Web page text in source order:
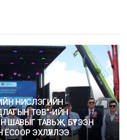
НИСЛЭГИЙН
ТӨВ”-ИЙН
ШАВЫГ ТАВЬЖ, БҮТЭЭН
ЭХЛҮҮЛЛЭЭ